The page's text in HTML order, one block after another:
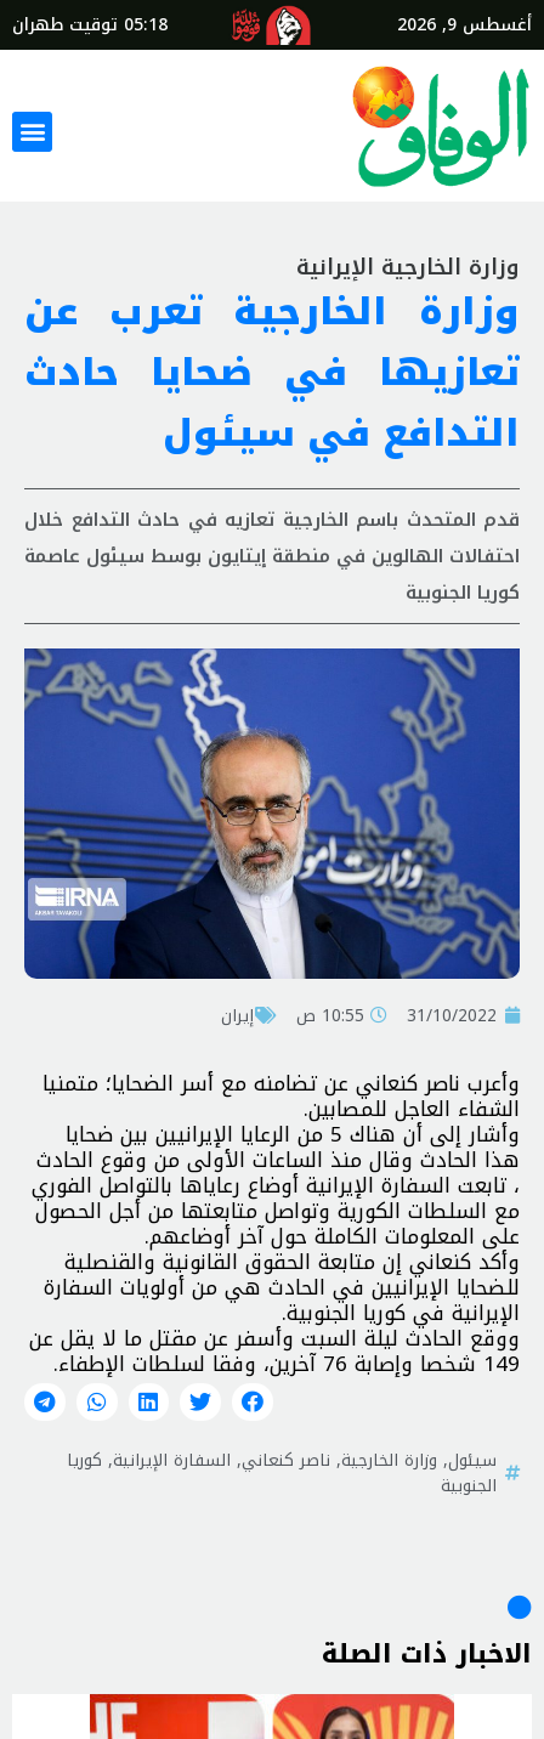
أغسطس 9, 2026 05:18 توقيت طهران
وزارة الخارجية الإيرانية
وزارة الخارجية تعرب عن
تعازيها في ضحايا حادث
التدافع في سيئول
قدم المتحدث باسم الخارجية تعازيه في حادث التدافع خلال
احتفالات الهالوين في منطقة إيتايون بوسط سيئول عاصمة
كوريا الجنوبية
31/10/2022 10:55 ص إيران
وأعرب ناصر كنعاني عن تضامنه مع أسر الضحايا؛ متمنيا
الشفاء العاجل للمصابين.
وأشار إلى أن هناك 5 من الرعايا الإيرانيين بين ضحايا
هذا الحادث وقال منذ الساعات الأولى من وقوع الحادث
، تابعت السفارة الإيرانية أوضاع رعاياها بالتواصل الفوري
مع السلطات الكورية وتواصل متابعتها من أجل الحصول
على المعلومات الكاملة حول آخر أوضاعهم.
وأكد كنعاني إن متابعة الحقوق القانونية والقنصلية
للضحايا الإيرانيين في الحادث هي من أولويات السفارة
الإيرانية في كوريا الجنوبية.
ووقع الحادث ليلة السبت وأسفر عن مقتل ما لا يقل عن
149 شخصا وإصابة 76 آخرين، وفقا لسلطات الإطفاء.
سيئول, وزارة الخارجية, ناصر كنعاني, السفارة الإيرانية, كوريا
الجنوبية
الاخبار ذات الصلة